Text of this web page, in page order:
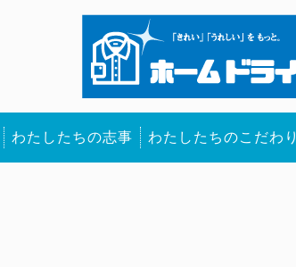
わたしたちの志事 わたしたちのこだわり